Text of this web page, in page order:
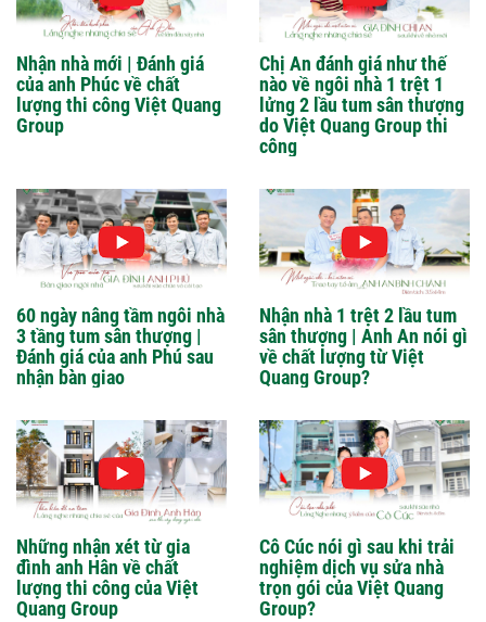
Nhận nhà mới | Đánh giá
của anh Phúc về chất
lượng thi công Việt Quang
Group
Chị An đánh giá như thế
nào về ngôi nhà 1 trệt 1
lửng 2 lầu tum sân thượng
do Việt Quang Group thi
công
60 ngày nâng tầm ngôi nhà
3 tầng tum sân thượng |
Đánh giá của anh Phú sau
nhận bàn giao
Nhận nhà 1 trệt 2 lầu tum
sân thượng | Anh An nói gì
về chất lượng từ Việt
Quang Group?
Những nhận xét từ gia
đình anh Hân về chất
lượng thi công của Việt
Quang Group
Cô Cúc nói gì sau khi trải
nghiệm dịch vụ sửa nhà
trọn gói của Việt Quang
Group?